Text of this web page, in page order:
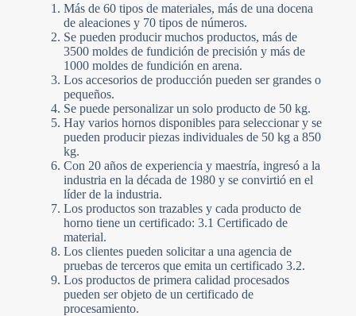
Más de 60 tipos de materiales, más de una docena
de aleaciones y 70 tipos de números.
Se pueden producir muchos productos, más de
3500 moldes de fundición de precisión y más de
1000 moldes de fundición en arena.
Los accesorios de producción pueden ser grandes o
pequeños.
Se puede personalizar un solo producto de 50 kg.
Hay varios hornos disponibles para seleccionar y se
pueden producir piezas individuales de 50 kg a 850
kg.
Con 20 años de experiencia y maestría, ingresó a la
industria en la década de 1980 y se convirtió en el
líder de la industria.
Los productos son trazables y cada producto de
horno tiene un certificado: 3.1 Certificado de
material.
Los clientes pueden solicitar a una agencia de
pruebas de terceros que emita un certificado 3.2.
Los productos de primera calidad procesados
pueden ser objeto de un certificado de
procesamiento.